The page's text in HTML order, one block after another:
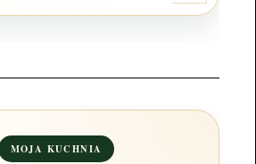
MOJA KUCHNIA